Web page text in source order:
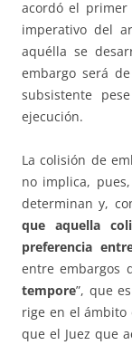
acordó el
imperativo del
aquélla se
embargo será
subsistente
ejecución.
La colisión de
no implica,
determinan y,
que aquella
preferencia
entre embargos
tempore”, que
rige en el ámbito
que el Juez que